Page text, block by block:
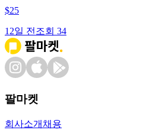
$25
12일 전 조회 34
팔마켓
회사소개 채용